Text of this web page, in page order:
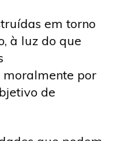
em torno
à luz do que
moralmente por
de